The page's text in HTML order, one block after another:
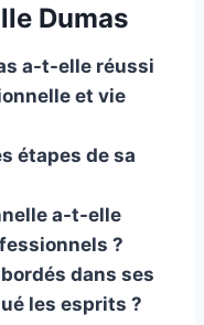
Dumas
a-t-elle réussi
et vie
étapes de sa
a-t-elle
?
dans ses
les esprits ?